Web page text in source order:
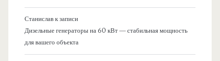
Станиславк записи
Дизельные генераторы на 60 кВт — стабильная мощность
для вашего объекта